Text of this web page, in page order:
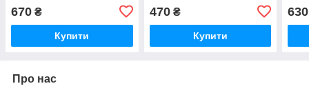
670 ₴
Купити
470₴
Купити
630
Про нас